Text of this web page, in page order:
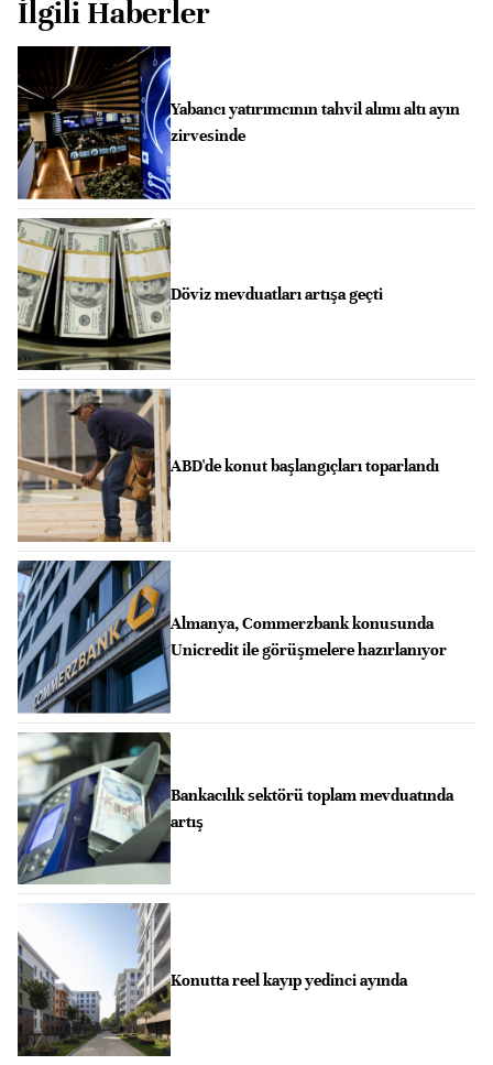
İlgili Haberler
Yabancı yatırımcının tahvil alımı altı ayın
zirvesinde
Döviz mevduatları artışa geçti
ABD'de konut başlangıçları toparlandı
Almanya, Commerzbank konusunda
Unicredit ile görüşmelere hazırlanıyor
Bankacılık sektörü toplam mevduatında
artış
Konutta reel kayıp yedinci ayında